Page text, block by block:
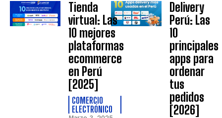
Tienda
virtual: Las
10 mejores
plataformas
ecommerce
en Perú
[2025]
COMERCIO
ELECTRÓNICO
Delivery
Perú: Las
10
principales
apps para
ordenar
tus
pedidos
[2026]